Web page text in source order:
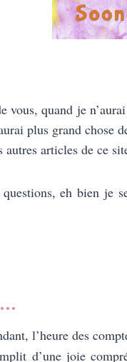
vous, quand je
plus grand chose
articles de ce
questions, eh bien je
l’heure des
d’une joie